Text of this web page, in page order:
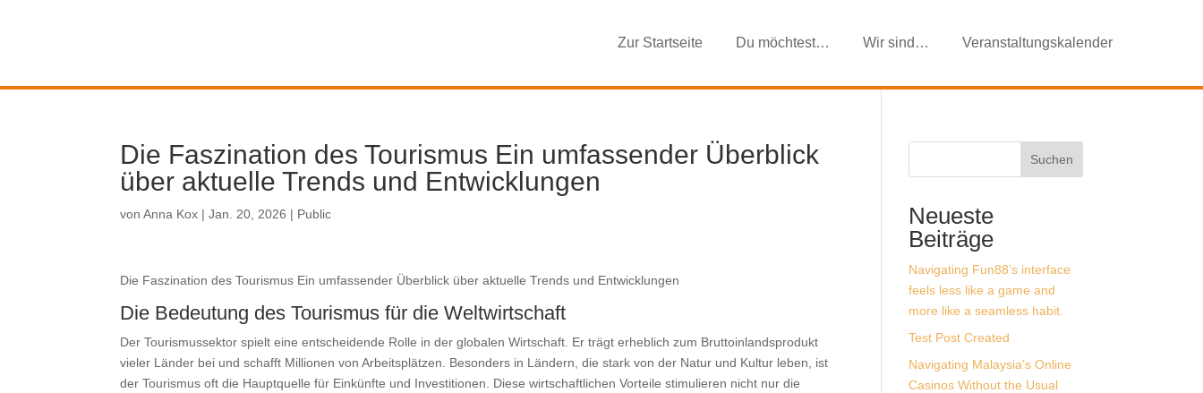
Zur Startseite Du möchtest… Wir sind… Veranstaltungskalender
Die Faszination des Tourismus Ein umfassender Überblick
über aktuelle Trends und Entwicklungen
vonAnna Kox |Jan. 20, 2026 | Public
Die Faszination des Tourismus Ein umfassender Überblick über aktuelle Trends und Entwicklungen
Die Bedeutung des Tourismus für die Weltwirtschaft
Der Tourismussektor spielt eine entscheidende Rolle in der globalen Wirtschaft. Er trägt erheblich zum Bruttoinlandsprodukt
vieler Länder bei und schafft Millionen von Arbeitsplätzen. Besonders in Ländern, die stark von der Natur und Kultur leben, ist
der Tourismus oft die Hauptquelle für Einkünfte und Investitionen. Diese wirtschaftlichen Vorteile stimulieren nicht nur die
Suchen
Neueste
Beiträge
Navigating Fun88’s interface
feels less like a game and
more like a seamless habit.
Test Post Created
Navigating Malaysia’s Online
Casinos Without the Usual